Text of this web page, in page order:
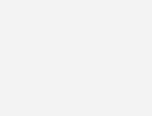
der BDEW und das ZSW beziehen sich dabei
Bruttoerzeugung. Auf den
bezieht sich auch das Ziel der
zum Jahr 2030 einen Anteil von 80 Prozent
zu erreichen. Für 2023 kalkulierte die AGEE Stat
und BDEW knapp 52 Prozent. Dabei betonen
Vorläufigkeit der Daten. Verlässliche Werte
im Frühjahr vor.
auf so hohe Wert kommt, erklärt sich zu